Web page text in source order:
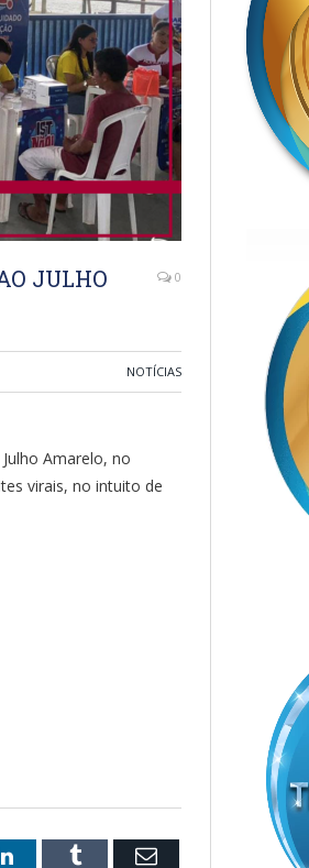
JULHO
0
NOTÍCIAS
Amarelo, no
virais, no intuito de
LinkedInTumblr Email